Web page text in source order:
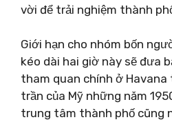
vời để trải nghiệm thành
Giới hạn cho nhóm bốn
kéo dài hai giờ này sẽ đưa
tham quan chính ở Havana
trần của Mỹ những năm
trung tâm thành phố cũng